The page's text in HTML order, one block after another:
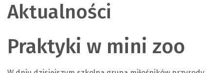
Aktualności
Praktyki w mini zoo